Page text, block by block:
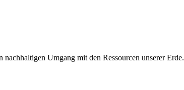
Umgang mit den Ressourcen unserer Erde.